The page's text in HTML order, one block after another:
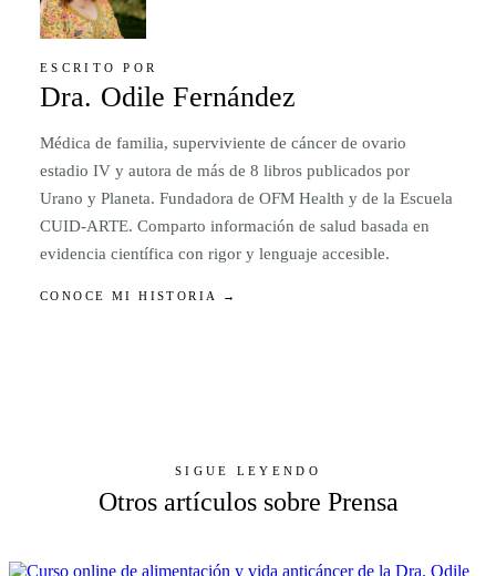
ESCRITO POR
Dra. Odile Fernández
Médica de familia, superviviente de cáncer de ovario
estadio IV y autora de más de 8 libros publicados por
Urano y Planeta. Fundadora de OFM Health y de la Escuela
CUID-ARTE. Comparto información de salud basada en
evidencia científica con rigor y lenguaje accesible.
CONOCE MI HISTORIA →
SIGUE LEYENDO
Otros artículos sobre Prensa